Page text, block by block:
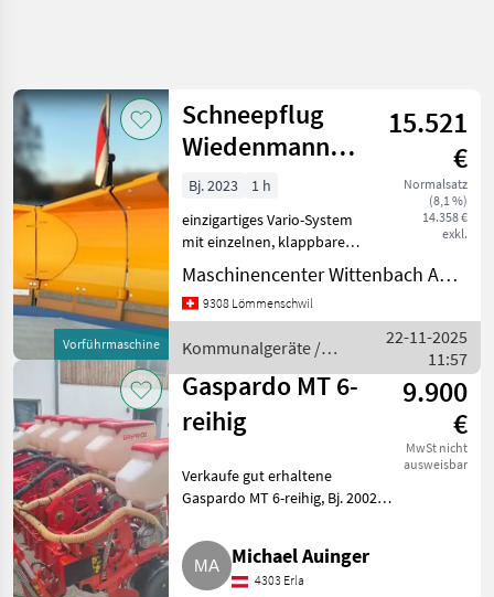
Vorführmaschine
Schneepflug
Wiedenmann
VarioFlex 3370
15.521
€
Normalsatz
(8,1 %)
14.358 €
exkl.
Bj. 2023
1 h
einzigartiges Vario-System
mit einzelnen, klappbaren
Seitenteilen für schmale
Passagen ab 145 cm und
grosse Flächenleistung mit
einfache
Maschinencenter Wittenbach AG (Kommunaltechnik)
9308 Lömmenschwil
Kommunalgeräte /
Wiedenmann
22-11-2025
11:57
Gaspardo MT 6-
reihig
9.900
€
MwSt nicht
ausweisbar
Verkaufe gut erhaltene
Gaspardo MT 6-reihig, Bj. 2002,
Ursprünglich 4-reihig, wurde
um 2 Reihen erweitert.
Reihenabstand 50 cm. 5 Sätze
Michael Auinger
4303 Erla